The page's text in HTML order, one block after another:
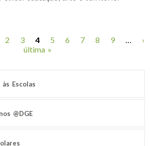
2 3 4 5 6 7 8 9 …
›
última »
Escolas
@DGE